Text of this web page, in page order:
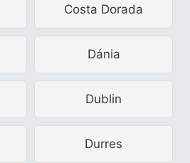
Costa Dorada
Dánia
Dublin
Durres